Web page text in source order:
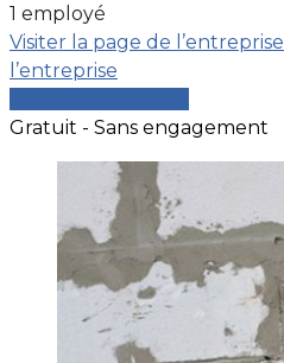
1 employé
Visiter la page de l’entreprise
l’entreprise
Gratuit - Sans engagement